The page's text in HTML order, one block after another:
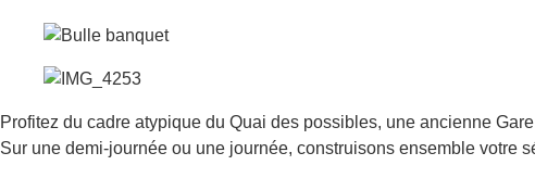
Profitez du cadre atypique du Quai des possibles, une ancienne
Sur une demi-journée ou une journée, construisons ensemble votre